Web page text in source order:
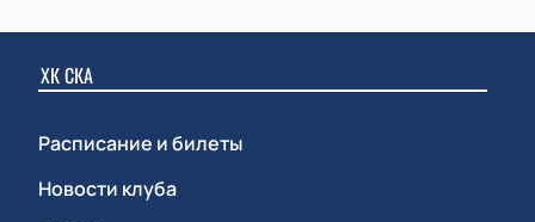
ХК СКА
Расписание и билеты
Новости клуба